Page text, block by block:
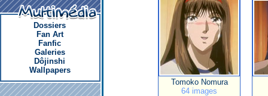
Dossiers
Fan Art
Fanfic
Galeries
Dôjinshi
Wallpapers
Tomoko Nomura
64 images